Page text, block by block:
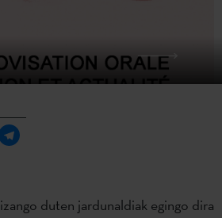
izango duten jardunaldiak egingo dira